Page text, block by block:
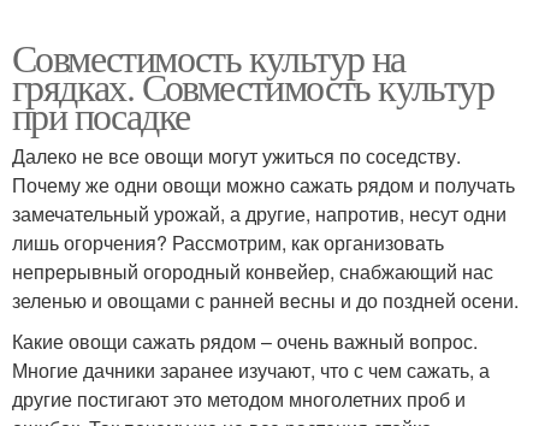
Совместимость культур на
грядках. Совместимость культур
при посадке
Далеко не все овощи могут ужиться по соседству.
Почему же одни овощи можно сажать рядом и получать
замечательный урожай, а другие, напротив, несут одни
лишь огорчения? Рассмотрим, как организовать
непрерывный огородный конвейер, снабжающий нас
зеленью и овощами с ранней весны и до поздней осени.
Какие овощи сажать рядом – очень важный вопрос.
Многие дачники заранее изучают, что с чем сажать, а
другие постигают это методом многолетних проб и